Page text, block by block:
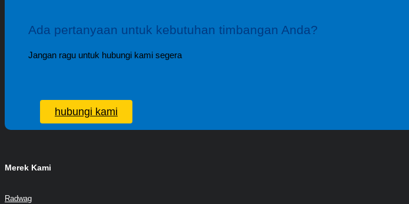
Ada pertanyaan untuk kebutuhan timbangan Anda?
Jangan ragu untuk hubungi kami segera
hubungi kami
Merek Kami
Radwag